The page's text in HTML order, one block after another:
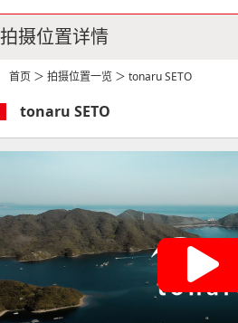
拍摄位置详情
首页 ＞ 拍摄位置一览 ＞ tonaru SETO
tonaru SETO